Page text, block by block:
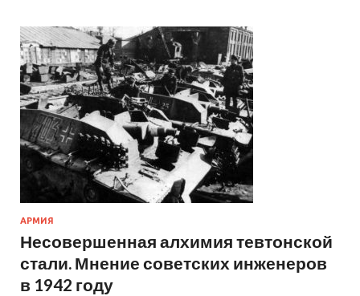
АРМИЯ
Несовершенная алхимия тевтонской
стали. Мнение советских инженеров
в 1942 году